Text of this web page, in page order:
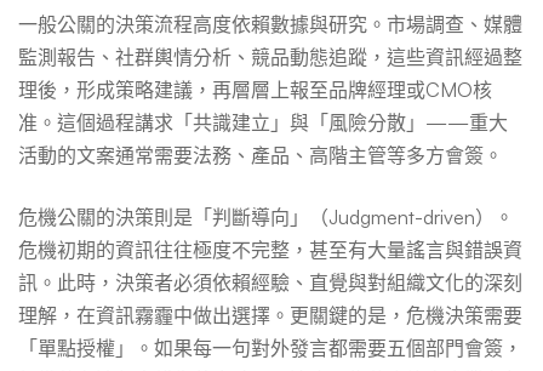
一般公關的決策流程高度依賴數據與研究。市場調查、媒體
監測報告、社群輿情分析、競品動態追蹤，這些資訊經過整
理後，形成策略建議，再層層上報至品牌經理或CMO核
准。這個過程講求「共識建立」與「風險分散」——重大
活動的文案通常需要法務、產品、高階主管等多方會簽。
危機公關的決策則是「判斷導向」（Judgment-driven）。
危機初期的資訊往往極度不完整，甚至有大量謠言與錯誤資
訊。此時，決策者必須依賴經驗、直覺與對組織文化的深刻
理解，在資訊霧霾中做出選擇。更關鍵的是，危機決策需要
「單點授權」。如果每一句對外發言都需要五個部門會簽，